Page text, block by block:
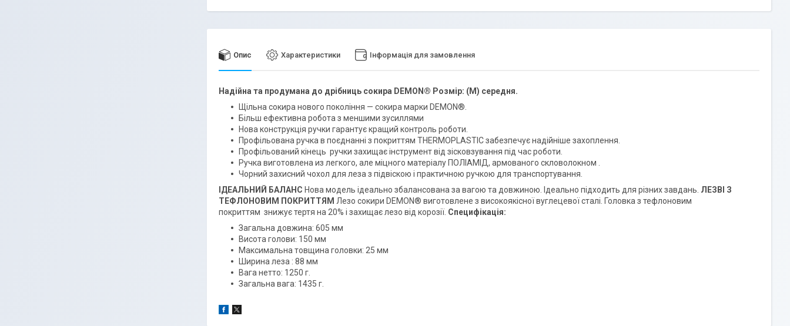
Опис Характеристики Інформація для замовлення
Надійна та продумана до дрібниць сокира DEMON® Розмір: (M) середня.
Щільна сокира нового покоління — сокира марки DEMON®.
Більш ефективна робота з меншими зусиллями
Нова конструкція ручки гарантує кращий контроль роботи.
Профільована ручка в поєднанні з покриттям THERMOPLASTIC забезпечує надійніше захоплення.
Профільований кінець ручки захищає інструмент від зісковзування під час роботи.
Ручка виготовлена ​​из легкого, але міцного матеріалу ПОЛІАМІД, армованого скловолокном .
Чорний захисний чохол для леза з підвіскою і практичною ручкою для транспортування.
ІДЕАЛЬНИЙ БАЛАНС Нова модель ідеально збалансована за вагою та довжиною. Ідеально підходить для різних завдань. ЛЕЗВІ З
ТЕФЛОНОВИМ ПОКРИТТЯМ Лезо сокири DEMON® виготовлене з високоякісної вуглецевої сталі. Головка з тефлоновим
покриттям знижує тертя на 20% і захищає лезо від корозії. Специфікація:
Загальна довжина: 605 мм
Висота голови: 150 мм
Максимальна товщина головки: 25 мм
Ширина леза : 88 мм
Вага нетто: 1250 г.
Загальна вага: 1435 г.